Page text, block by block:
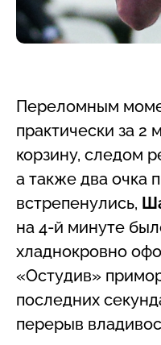
Переломным
практически за 2
корзину, следом
а также два очка
встрепенулись,
на 4-й минуте
хладнокровно
«Остудив»
последних
перерыв